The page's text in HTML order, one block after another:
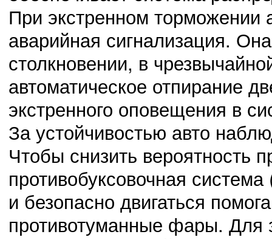
При экстренном торможении
аварийная сигнализация.
столкновении, в
автоматическое отпирание
экстренного оповещения в
За устойчивостью авто
Чтобы снизить вероятность
противобуксовочная
и безопасно двигаться
противотуманные фары. Для